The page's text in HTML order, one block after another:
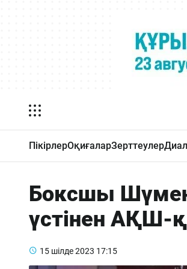
ПікірлерОқиғаларЗерттеулер
Боксшы
үстінен АҚШ-
15 шілде 2023 17:15